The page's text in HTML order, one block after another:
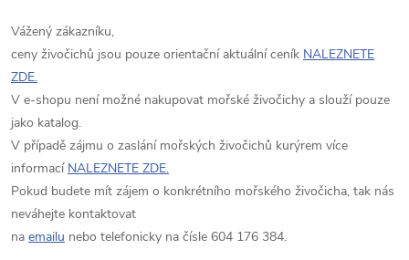
Vážený zákazníku,
ceny živočichů jsou pouze orientační aktuální ceník NALEZNETE
ZDE.
V e-shopu není možné nakupovat mořské živočichy a slouží pouze
jako katalog.
V případě zájmu o zaslání mořských živočichů kurýrem více
informací NALEZNETE ZDE.
Pokud budete mít zájem o konkrétního mořského živočicha, tak nás
neváhejte kontaktovat
na emailu nebo telefonicky na čísle 604 176 384.